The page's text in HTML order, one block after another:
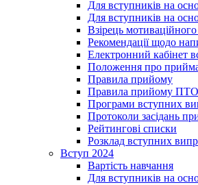
Для вступників на
Для вступників на
Взірець
Рекомендації щодо
Електронний кабінет
Положення про
Правила прийому
Правила прийому ПТО
Програми вступних
Протоколи засідань
Рейтингові списки
Розклад вступних
Вступ 2024
Вартість навчання
Для вступників на